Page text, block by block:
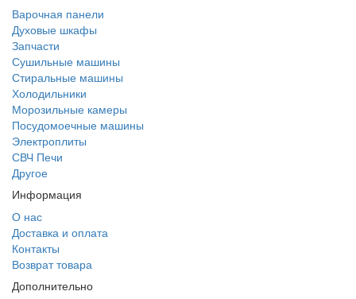
Варочная панели
Духовые шкафы
Запчасти
Сушильные машины
Стиральные машины
Холодильники
Морозильные камеры
Посудомоечные машины
Электроплиты
СВЧ Печи
Другое
Информация
О нас
Доставка и оплата
Контакты
Возврат товара
Дополнительно